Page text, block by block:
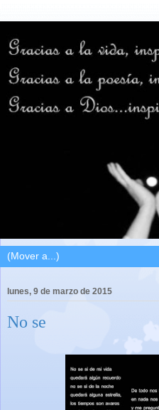
lunes, 9 de marzo de 2015
No se